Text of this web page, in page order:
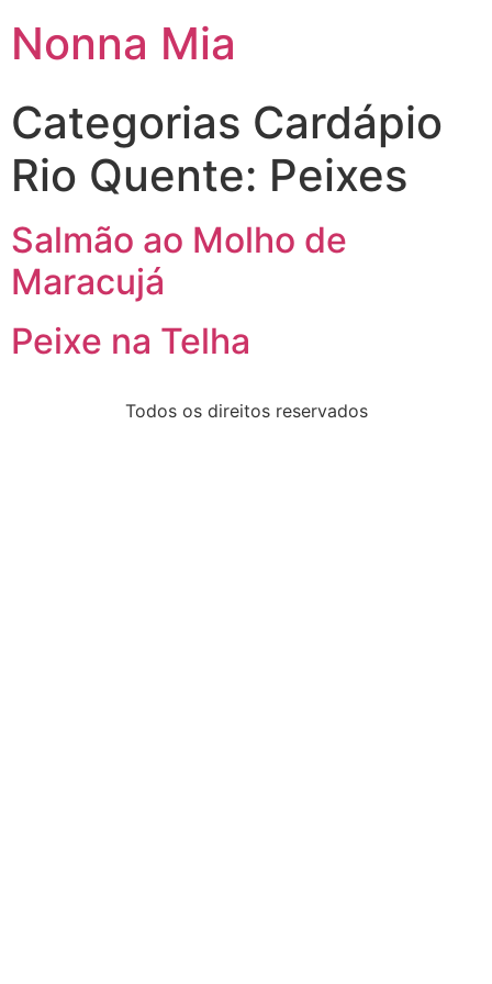
Nonna Mia
Categorias Cardápio
Rio Quente: Peixes
Salmão ao Molho de
Maracujá
Peixe na Telha
Todos os direitos reservados